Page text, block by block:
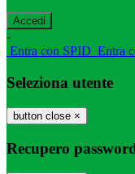
-
Entra con SPID Entra
Seleziona utente
button close ×
Recupero